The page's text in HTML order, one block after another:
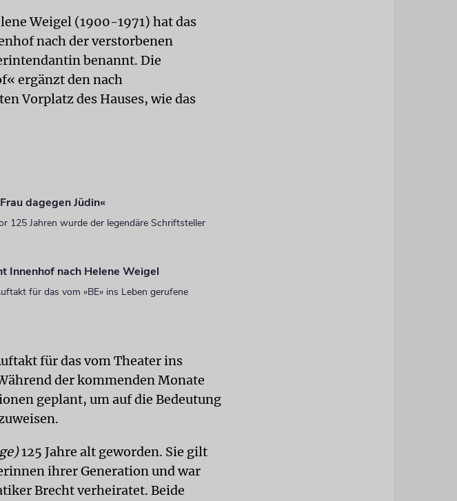
Weigel (1900-1971) hat das
nach der verstorbenen
benannt. Die
ergänzt den nach
Vorplatz des Hauses, wie das
dagegen Jüdin«
125 Jahren wurde der legendäre Schriftsteller
Innenhof nach Helene Weigel
für das vom »BE« ins Leben gerufene
für das vom Theater ins
der kommenden Monate
geplant, um auf die Bedeutung
125 Jahre alt geworden. Sie gilt
ihrer Generation und war
Brecht verheiratet. Beide